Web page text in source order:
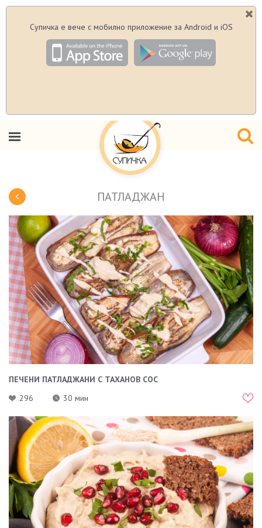
Супичка е вече с мобилно приложение за Android и iOS
ПАТЛАДЖАН
ПЕЧЕНИ ПАТЛАДЖАНИ С ТАХАНОВ СОС
296
30 мин